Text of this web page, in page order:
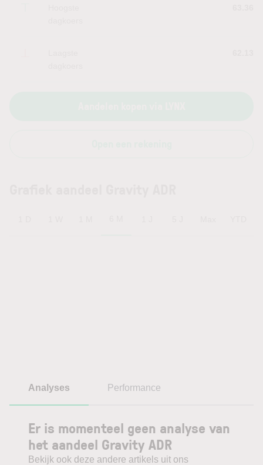
Analyses Performance
Er is momenteel geen analyse van
het aandeel Gravity ADR
Bekijk ook deze andere artikels uit ons